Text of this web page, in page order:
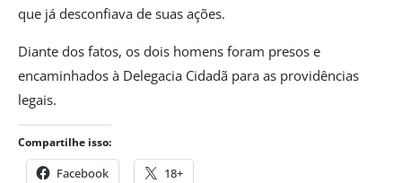
que já desconfiava de suas ações.
Diante dos fatos, os dois homens foram presos e
encaminhados à Delegacia Cidadã para as providências
legais.
Compartilhe isso:
Facebook 18+